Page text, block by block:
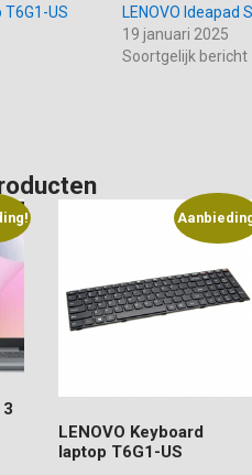
T6G1-US
LENOVO Ideapad
19 januari 2025
Soortgelijk bericht
LENOVO Keyboard
laptop T6G1-US